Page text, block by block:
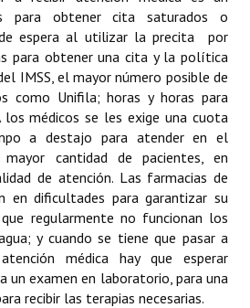
para obtener cita saturados o
de espera al utilizar la precita por
para obtener una cita y la política
IMSS, el mayor número posible de
como Unifila; horas y horas para
los médicos se les exige una cuota
a destajo para atender en el
cantidad de pacientes, en
de atención. Las farmacias de
en dificultades para garantizar su
regularmente no funcionan los
y cuando se tiene que pasar a
médica hay que esperar
un examen en laboratorio, para una
recibir las terapias necesarias.